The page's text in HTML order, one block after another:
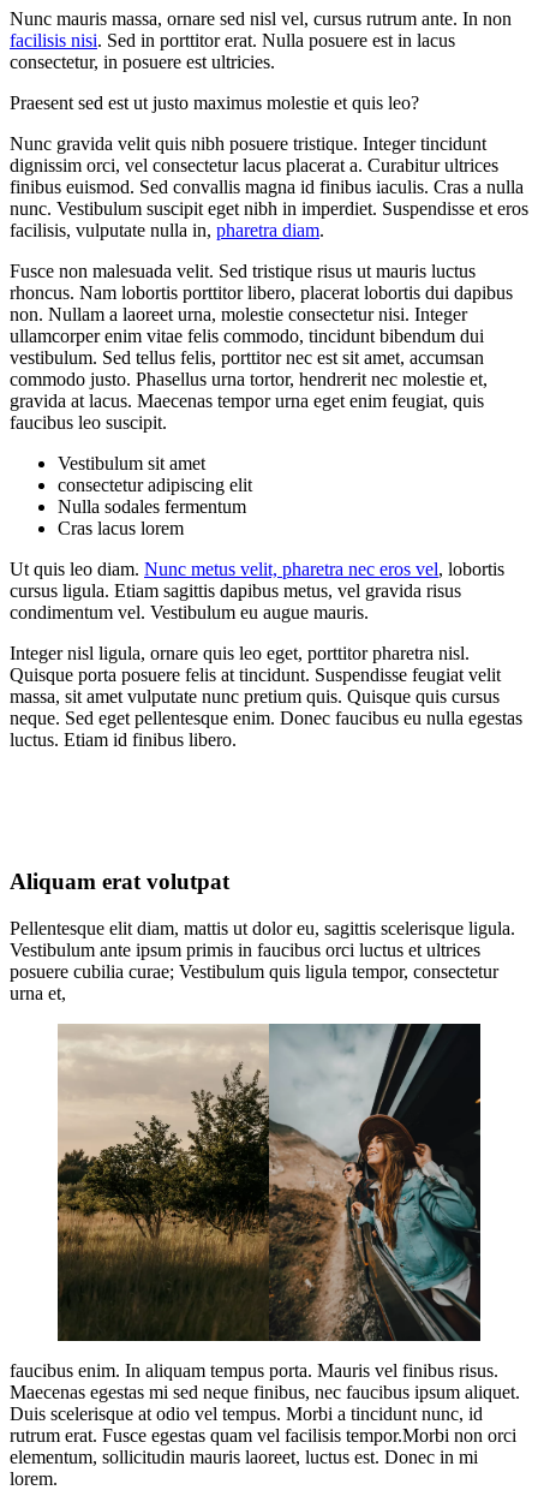
Nunc mauris massa, ornare sed nisl vel, cursus rutrum ante. In non
facilisis nisi. Sed in porttitor erat. Nulla posuere est in lacus
consectetur, in posuere est ultricies.
Praesent sed est ut justo maximus molestie et quis leo?
Nunc gravida velit quis nibh posuere tristique. Integer tincidunt
dignissim orci, vel consectetur lacus placerat a. Curabitur ultrices
finibus euismod. Sed convallis magna id finibus iaculis. Cras a nulla
nunc. Vestibulum suscipit eget nibh in imperdiet. Suspendisse et eros
facilisis, vulputate nulla in, pharetra diam.
Fusce non malesuada velit. Sed tristique risus ut mauris luctus
rhoncus. Nam lobortis porttitor libero, placerat lobortis dui dapibus
non. Nullam a laoreet urna, molestie consectetur nisi. Integer
ullamcorper enim vitae felis commodo, tincidunt bibendum dui
vestibulum. Sed tellus felis, porttitor nec est sit amet, accumsan
commodo justo. Phasellus urna tortor, hendrerit nec molestie et,
gravida at lacus. Maecenas tempor urna eget enim feugiat, quis
faucibus leo suscipit.
Vestibulum sit amet
consectetur adipiscing elit
Nulla sodales fermentum
Cras lacus lorem
Ut quis leo diam. Nunc metus velit, pharetra nec eros vel, lobortis
cursus ligula. Etiam sagittis dapibus metus, vel gravida risus
condimentum vel. Vestibulum eu augue mauris.
Integer nisl ligula, ornare quis leo eget, porttitor pharetra nisl.
Quisque porta posuere felis at tincidunt. Suspendisse feugiat velit
massa, sit amet vulputate nunc pretium quis. Quisque quis cursus
neque. Sed eget pellentesque enim. Donec faucibus eu nulla egestas
luctus. Etiam id finibus libero.
Aliquam erat volutpat
Pellentesque elit diam, mattis ut dolor eu, sagittis scelerisque ligula.
Vestibulum ante ipsum primis in faucibus orci luctus et ultrices
posuere cubilia curae; Vestibulum quis ligula tempor, consectetur
urna et,
faucibus enim. In aliquam tempus porta. Mauris vel finibus risus.
Maecenas egestas mi sed neque finibus, nec faucibus ipsum aliquet.
Duis scelerisque at odio vel tempus. Morbi a tincidunt nunc, id
rutrum erat. Fusce egestas quam vel facilisis tempor.Morbi non orci
elementum, sollicitudin mauris laoreet, luctus est. Donec in mi
lorem.